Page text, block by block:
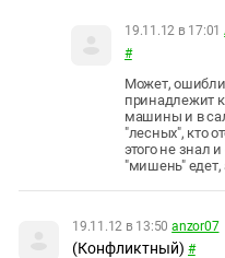
19.11.12 в 17:01
#
Может,
принадлежит
машины и в
"лесных", кто
этого не знал
"мишень" едет,
19.11.12 в 13:50 anzor07
(Конфликтный) #